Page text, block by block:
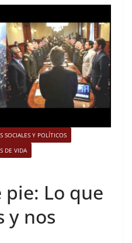
SOCIALES Y POLÍTICOS
DE VIDA
pie: Lo que
y nos